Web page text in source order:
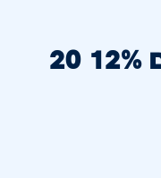
סומה קלין נוזל כלים 12% 20